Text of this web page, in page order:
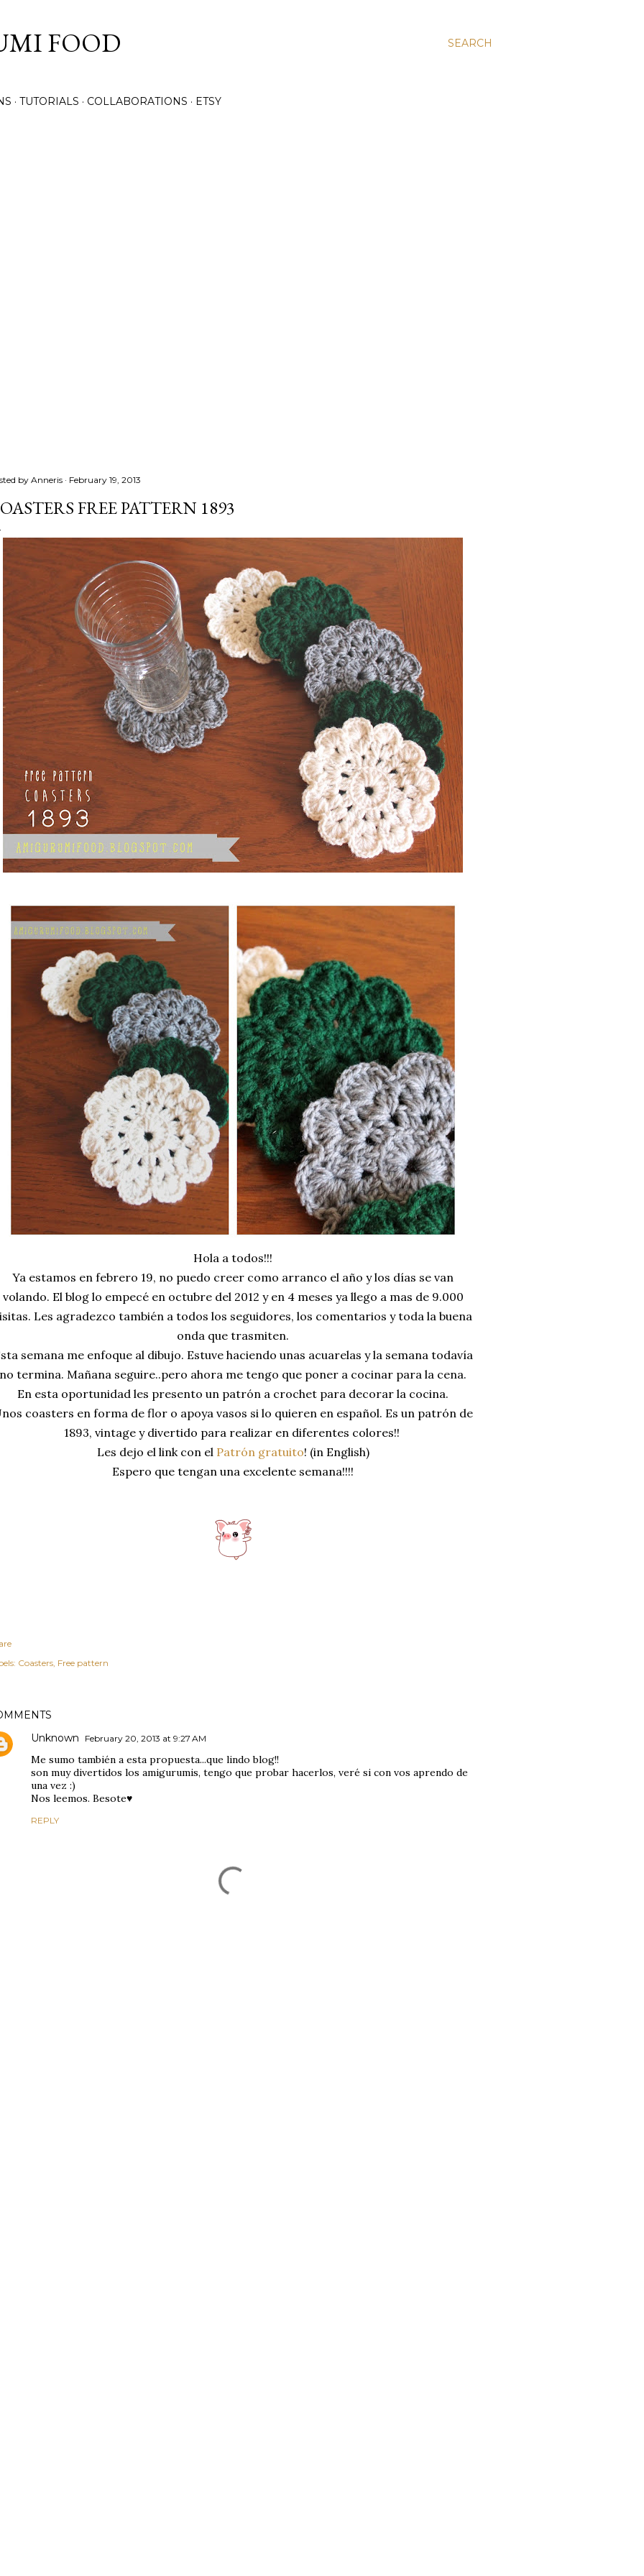
SEARCH
FOOD
TUTORIALS COLLABORATIONS ETSY
byAnneris February 19, 2013
FREE PATTERN 1893
Hola a todos!!!
Ya estamos en febrero 19, no puedo creer como arranco el año y los días se van
volando. El blog lo empecé en octubre del 2012 y en 4 meses ya llego a mas de 9.000
Les agradezco también a todos los seguidores, los comentarios y toda la buena
onda que trasmiten.
semana me enfoque al dibujo. Estuve haciendo unas acuarelas y la semana todavía
no termina. Mañana seguire..pero ahora me tengo que poner a cocinar para la cena.
En esta oportunidad les presento un patrón a crochet para decorar la cocina.
coasters en forma de flor o apoya vasos si lo quieren en español. Es un patrón de
1893, vintage y divertido para realizar en diferentes colores!!
Les dejo el link con el Patrón gratuito! (in English)
Espero que tengan una excelente semana!!!!
Coasters Free pattern
Unknown
February 20, 2013 at 9:27 AM
Me sumo también a esta propuesta...que lindo blog!!
son muy divertidos los amigurumis, tengo que probar hacerlos, veré si con vos aprendo de
una vez :)
Nos leemos. Besote♥
REPLY